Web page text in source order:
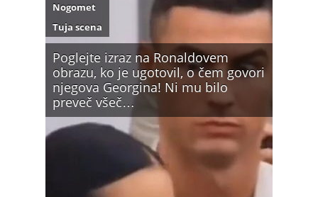
Poglejte izraz na Ronaldovem
obrazu, ko je ugotovil, o čem govori
njegova Georgina! Ni mu bilo
preveč všeč…
Nogomet
Tuja scena